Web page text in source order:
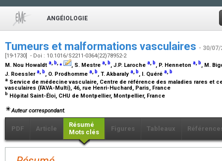
ANGÉIOLOGIE
Tumeurs et malformations vasculaires - 30/07/
[19-1730] - Doi : 10.1016/S2211-0364(22)78952-2
M. Nou Howaldt a, b,⁎ , S. Mestre a, b, J.P. Laroche a, b, P. Henneton a, b, M.
J. Roesslera b, O. Prodhomme a b, T. Akbaraly a b, I. Quéré a b
a Service de médecine vasculaire, Centre de référence des maladies rares et
vasculaires (FAVA-Multi), 46, rue Henri-Huchard, Paris, France
b Hôpital Saint-Éloi, CHU de Montpellier, Montpellier, France
Auteur correspondant.
PDF Article
Résumé
Mots clés
Figures Tableaux